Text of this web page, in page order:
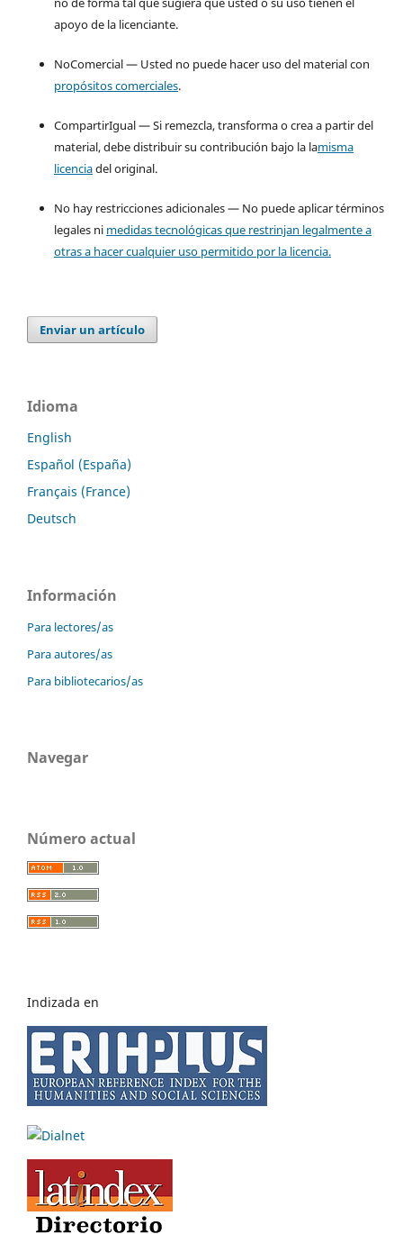
apoyo de la licenciante.
NoComercial — Usted no puede hacer uso del material con
propósitos comerciales.
CompartirIgual — Si remezcla, transforma o crea a partir del
material, debe distribuir su contribución bajo la lamisma
licenciadel original.
No hay restricciones adicionales — No puede aplicar términos
legales ni medidas tecnológicas que restrinjan legalmente a
otras a hacer cualquier uso permitido por la licencia.
Enviar un artículo
Idioma
English
Español (España)
Français (France)
Deutsch
Información
Para lectores/as
Para autores/as
Para bibliotecarios/as
Navegar
Número actual
Indizada en